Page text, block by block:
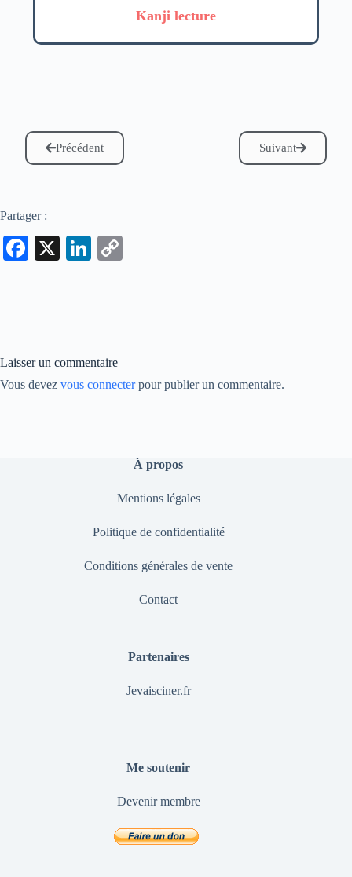
Kanji lecture
Précédent Suivant
Partager :
Fa
X
Li
Laisser un commentaire
Vous devez vous connecterpour publier un commentaire.
À propos
Mentions légales
Politique de confidentialité
Conditions générales de vente
Contact
Partenaires
Jevaisciner.fr
Me soutenir
Devenir membre